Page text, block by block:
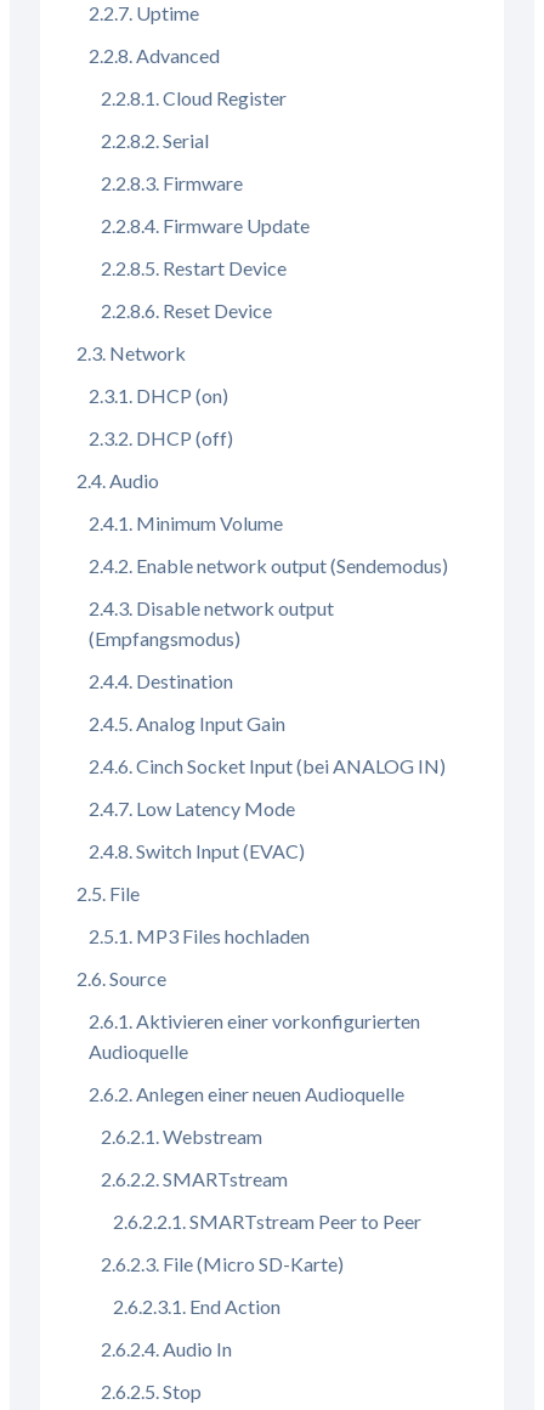
Uptime
Advanced
Cloud Register
Serial
Firmware
Firmware Update
Restart Device
Reset Device
Network
DHCP (on)
DHCP (off)
Audio
Minimum Volume
Enable network output (Sendemodus)
Disable network output
(Empfangsmodus)
Destination
Analog Input Gain
Cinch Socket Input (bei ANALOG IN)
Low Latency Mode
Switch Input (EVAC)
File
MP3 Files hochladen
Source
Aktivieren einer vorkonfigurierten
Audioquelle
Anlegen einer neuen Audioquelle
Webstream
SMARTstream
SMARTstream Peer to Peer
File (Micro SD-Karte)
End Action
Audio In
Stop